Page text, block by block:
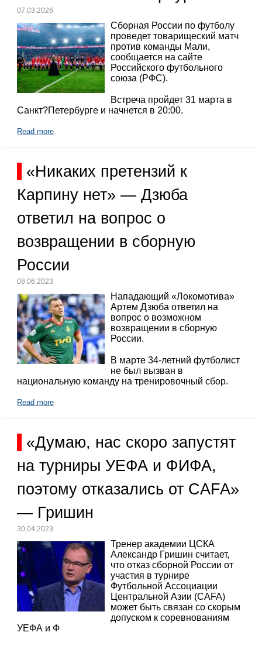
07.03.2026
Сборная России по футболу
проведет товарищеский матч
против команды Мали,
сообщается на сайте
Российского футбольного
союза (РФС).
Встреча пройдет 31 марта в
Санкт?Петербурге и начнется в 20:00.
Read more
«Никаких претензий к
Карпину нет» — Дзюба
ответил на вопрос о
возвращении в сборную
России
08.06.2023
Нападающий «Локомотива»
Артем Дзюба ответил на
вопрос о возможном
возвращении в сборную
России.
В марте 34-летний футболист
не был вызван в
национальную команду на тренировочный сбор.
Read more
«Думаю, нас скоро запустят
на турниры УЕФА и ФИФА,
поэтому отказались от CAFA»
— Гришин
30.04.2023
Тренер академии ЦСКА
Александр Гришин считает,
что отказ сборной России от
участия в турнире
Футбольной Ассоциации
Центральной Азии (CAFA)
может быть связан со скорым
допуском к соревнованиям
УЕФА и Ф